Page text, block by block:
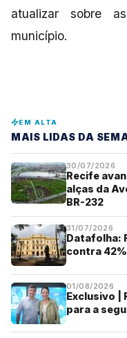
atualizar sobre
município.
EM ALTA
MAIS LIDAS DA
30/07/2026
Recife
alças da
BR-232
31/07/2026
Datafolha:
contra
01/08/2026
Exclusivo |
para a